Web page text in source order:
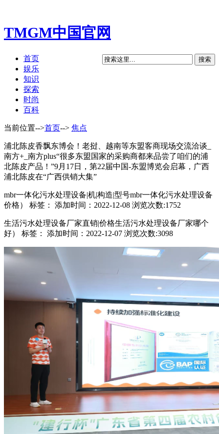
TMGM中国官网
首页
娱乐
知识
探索
时尚
百科
当前位置-->首页--> 焦点
浦北陈皮香飘东博会！老挝、越南等东盟客商现场交流洽谈_
南方+_南方plus“很多东盟国家的采购商都来品尝了咱们的浦
北陈皮产品！”9月17日，第22届中国-东盟博览会启幕，广西
浦北陈皮在“广西供销大集”
mbr一体化污水处理设备|机|构造|型号mbr一体化污水处理设备
价格） 标签： 添加时间：2022-12-08 浏览次数:1752
生活污水处理设备厂家直销|价格生活污水处理设备厂家哪个
好） 标签： 添加时间：2022-12-07 浏览次数:3098